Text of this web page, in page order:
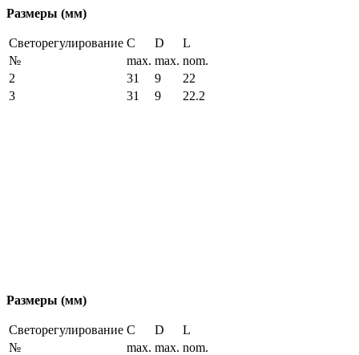
Размеры (мм)
Светорегулирование C D
L
№
max. max. nom.
2
31 9
22
3
31 9 22.2
Размеры (мм)
Светорегулирование C D
L
№
max. max. nom.